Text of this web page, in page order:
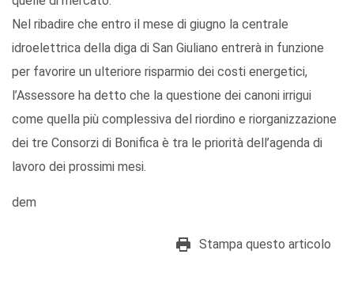
Nel ribadire che entro il mese di giugno la centrale
idroelettrica della diga di San Giuliano entrerà in funzione
per favorire un ulteriore risparmio dei costi energetici,
l’Assessore ha detto che la questione dei canoni irrigui
come quella più complessiva del riordino e riorganizzazione
dei tre Consorzi di Bonifica è tra le priorità dell’agenda di
lavoro dei prossimi mesi.
dem
Stampa questo articolo